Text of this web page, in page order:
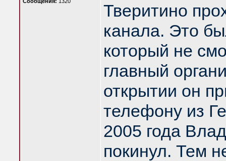
Тверитино
канала. Это
который не
главный
открытии он
телефону из
2005 года
покинул. Тем